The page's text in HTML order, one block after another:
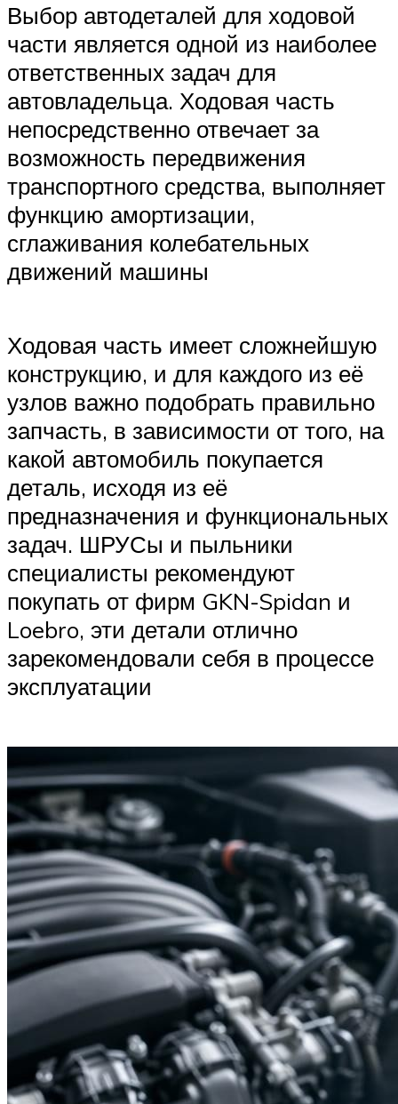
Выбор автодеталей для ходовой
части является одной из наиболее
ответственных задач для
автовладельца. Ходовая часть
непосредственно отвечает за
возможность передвижения
транспортного средства, выполняет
функцию амортизации,
сглаживания колебательных
движений машины
Ходовая часть имеет сложнейшую
конструкцию, и для каждого из её
узлов важно подобрать правильно
запчасть, в зависимости от того, на
какой автомобиль покупается
деталь, исходя из её
предназначения и функциональных
задач. ШРУСы и пыльники
специалисты рекомендуют
покупать от фирм GKN-Spidan и
Loebro, эти детали отлично
зарекомендовали себя в процессе
эксплуатации